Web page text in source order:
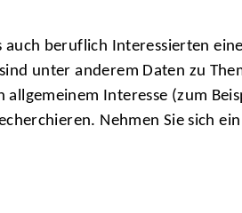
beruflich Interessierten
unter anderem Daten zu
Interesse (zum
Nehmen Sie sich